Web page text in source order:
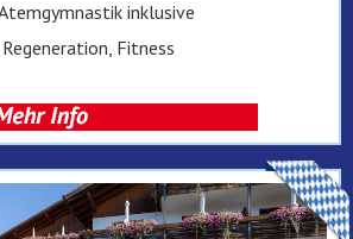
inklusive
Fitness